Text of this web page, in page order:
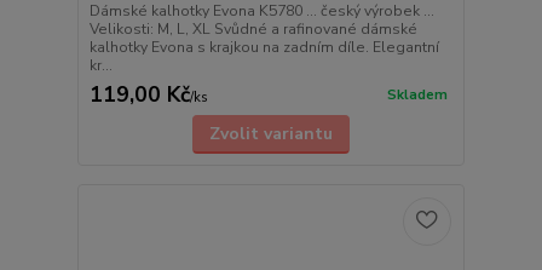
Dámské kalhotky Evona K5780 ... český výrobek ...
Velikosti: M, L, XL Svůdné a rafinované dámské
kalhotky Evona s krajkou na zadním díle. Elegantní
kr...
119,00 Kč/ks Skladem
Zvolit variantu